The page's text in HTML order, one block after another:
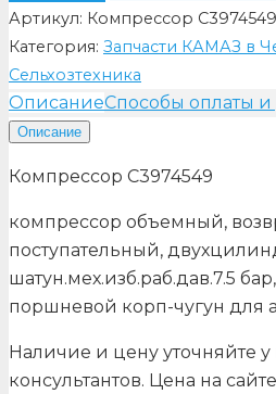
Артикул: Компрессор C3974549
Категория: Запчасти КАМАЗ в
Сельхозтехника
ОписаниеСпособы оплаты и
Описание
Компрессор C3974549
компрессор объемный,
поступательный,
шатун.мех.изб.раб.дав.7.5
поршневой корп-чугун для
Наличие и цену уточняйте
консультантов. Цена на